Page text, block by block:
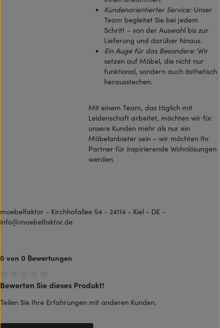
Kundenorientierter Service: Unser
Team begleitet Sie bei jedem
Schritt – von der Auswahl bis zur
Lieferung und darüber hinaus.
Ein Auge für das Besondere: Wir
setzen auf Möbel, die nicht nur
funktional, sondern auch ästhetisch
herausstechen.
Mit einem Team, das täglich mit
Leidenschaft arbeitet, möchten wir für
unsere Kunden mehr als nur ein
Möbelanbieter sein – wir möchten Ihr
Partner für inspirierende Wohnlösungen
werden.
moebelfaktor - Kirchhofallee 54 - 24114 - Kiel - DE -
info@moebelfaktor.de
0 von 0 Bewertungen
Durchschnittliche Bewertung von 0 von 5 Sternen
Bewerten Sie dieses Produkt!
Teilen Sie Ihre Erfahrungen mit anderen Kunden.